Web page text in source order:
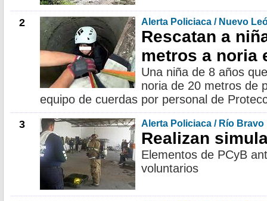
2 Alerta Policiaca / Nuevo
Rescatan a
metros a noria
Una niña de 8 años
noria de 20 metros de
equipo de cuerdas por personal de
3 Alerta Policiaca / Río Bravo
Realizan
Elementos de PCyB
voluntarios